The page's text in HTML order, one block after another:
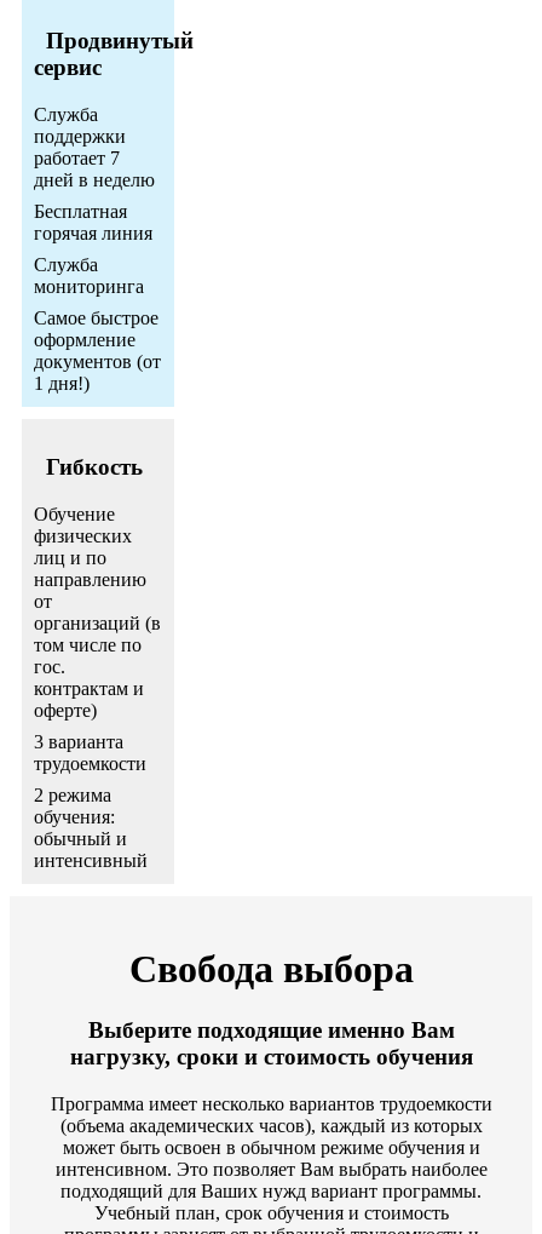
Продвинутый
сервис
Служба
поддержки
работает 7
дней в неделю
Бесплатная
горячая линия
Служба
мониторинга
Самое быстрое
оформление
документов (от
1 дня!)
Гибкость
Обучение
физических
лиц и по
направлению
от
организаций (в
том числе по
гос.
контрактам и
оферте)
3 варианта
трудоемкости
2 режима
обучения:
обычный и
интенсивный
Свобода выбора
Выберите подходящие именно Вам
нагрузку, сроки и стоимость обучения
Программа имеет несколько вариантов трудоемкости
(объема академических часов), каждый из которых
может быть освоен в обычном режиме обучения и
интенсивном. Это позволяет Вам выбрать наиболее
подходящий для Ваших нужд вариант программы.
Учебный план, срок обучения и стоимость